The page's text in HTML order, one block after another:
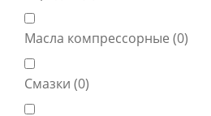
Масла компрессорные (0)
Смазки (0)